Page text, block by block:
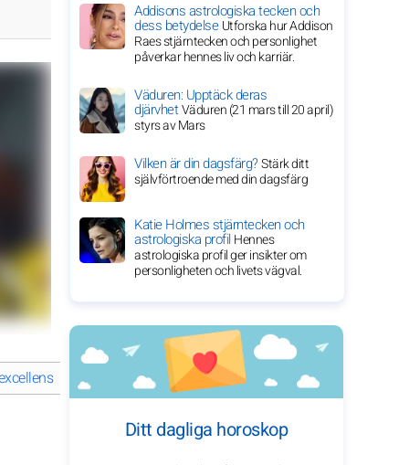
Lewis Hamilton: ett arv av racingexcellens
Addisons astrologiska tecken och
dess betydelseUtforska hur Addison
Raes stjärntecken och personlighet
påverkar hennes liv och karriär.
Väduren: Upptäck deras
djärvhetVäduren (21 mars till 20 april)
styrs av Mars
Vilken är din dagsfärg?Stärk ditt
självförtroende med din dagsfärg
Katie Holmes stjärntecken och
astrologiska profilHennes
astrologiska profil ger insikter om
personligheten och livets vägval.
Ditt dagliga horoskop